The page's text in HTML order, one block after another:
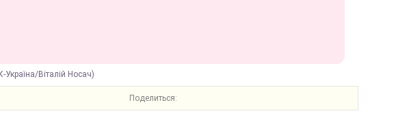
Україна/Віталій Носач)
Поделиться: